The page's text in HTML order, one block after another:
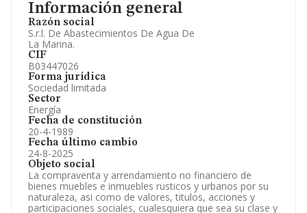
Información general
Razón social
S.r.l. De Abastecimientos De Agua De
La Marina.
CIF
B03447026
Forma jurídica
Sociedad limitada
Sector
Energía
Fecha de constitución
20-4-1989
Fecha último cambio
24-8-2025
Objeto social
La compraventa y arrendamiento no financiero de
bienes muebles e inmuebles rusticos y urbanos por su
naturaleza, asi como de valores, titulos, acciones y
participaciones sociales, cualesquiera que sea su clase y
Artículos de prensa publicados sobre la empresa.
Información oficial y registral complementaria.